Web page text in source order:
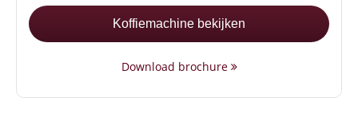
Koffiemachine bekijken
Download brochure